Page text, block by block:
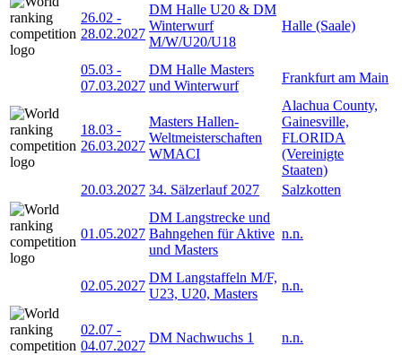
26.02 -
28.02.2027
DM Halle U20 & DM
Winterwurf
M/W/U20/U18
Halle (Saale)
05.03 -
07.03.2027
DM Halle Masters
und Winterwurf
Frankfurt am Main
18.03 -
26.03.2027
Masters Hallen-
Weltmeisterschaften
WMACI
Alachua County,
Gainesville,
FLORIDA
(Vereinigte
Staaten)
20.03.2027 34. Sälzerlauf 2027 Salzkotten
01.05.2027
DM Langstrecke und
Bahngehen für Aktive
und Masters
n.n.
02.05.2027
DM Langstaffeln M/F,
U23, U20, Masters
n.n.
02.07 -
04.07.2027
DM Nachwuchs 1 n.n.